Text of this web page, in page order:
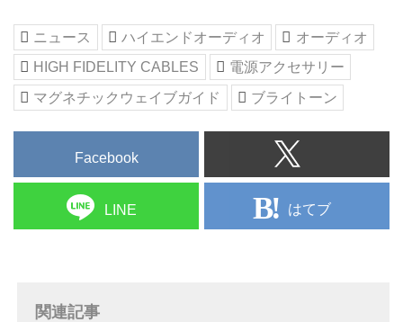
売された。価格は￥200,000（税
別）。
マグネチックウェイブガイドは、
空いたコンセントに差し込むこと
ができ、オーディオ再生時の音質
を向上させるアイテムだ。
High Fidelity Cablesではこれまで
同様の製品をラインナップしてき
ニュース ハイエンドオーディオ
オーディオ
HIGH FIDELITY CABLES
電源アクセサリー
マグネチックウェイブガイド
ブライトーン
Facebook
LINE はてブ
関連記事